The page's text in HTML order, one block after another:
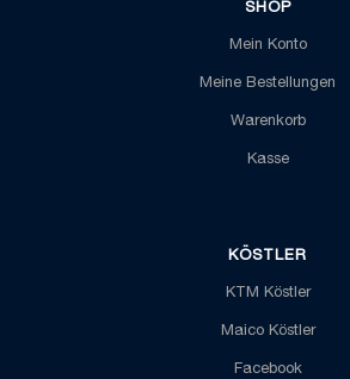
SHOP
Mein Konto
Meine Bestellungen
Warenkorb
Kasse
KÖSTLER
KTM Köstler
Maico Köstler
Facebook